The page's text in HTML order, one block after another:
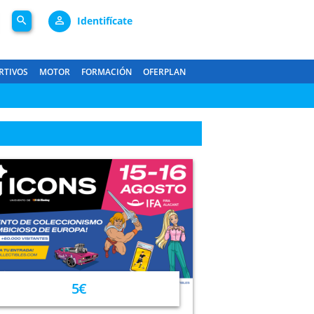
search person_outline Identifícate
MOTOR FORMACIÓN OFERPLAN
5€